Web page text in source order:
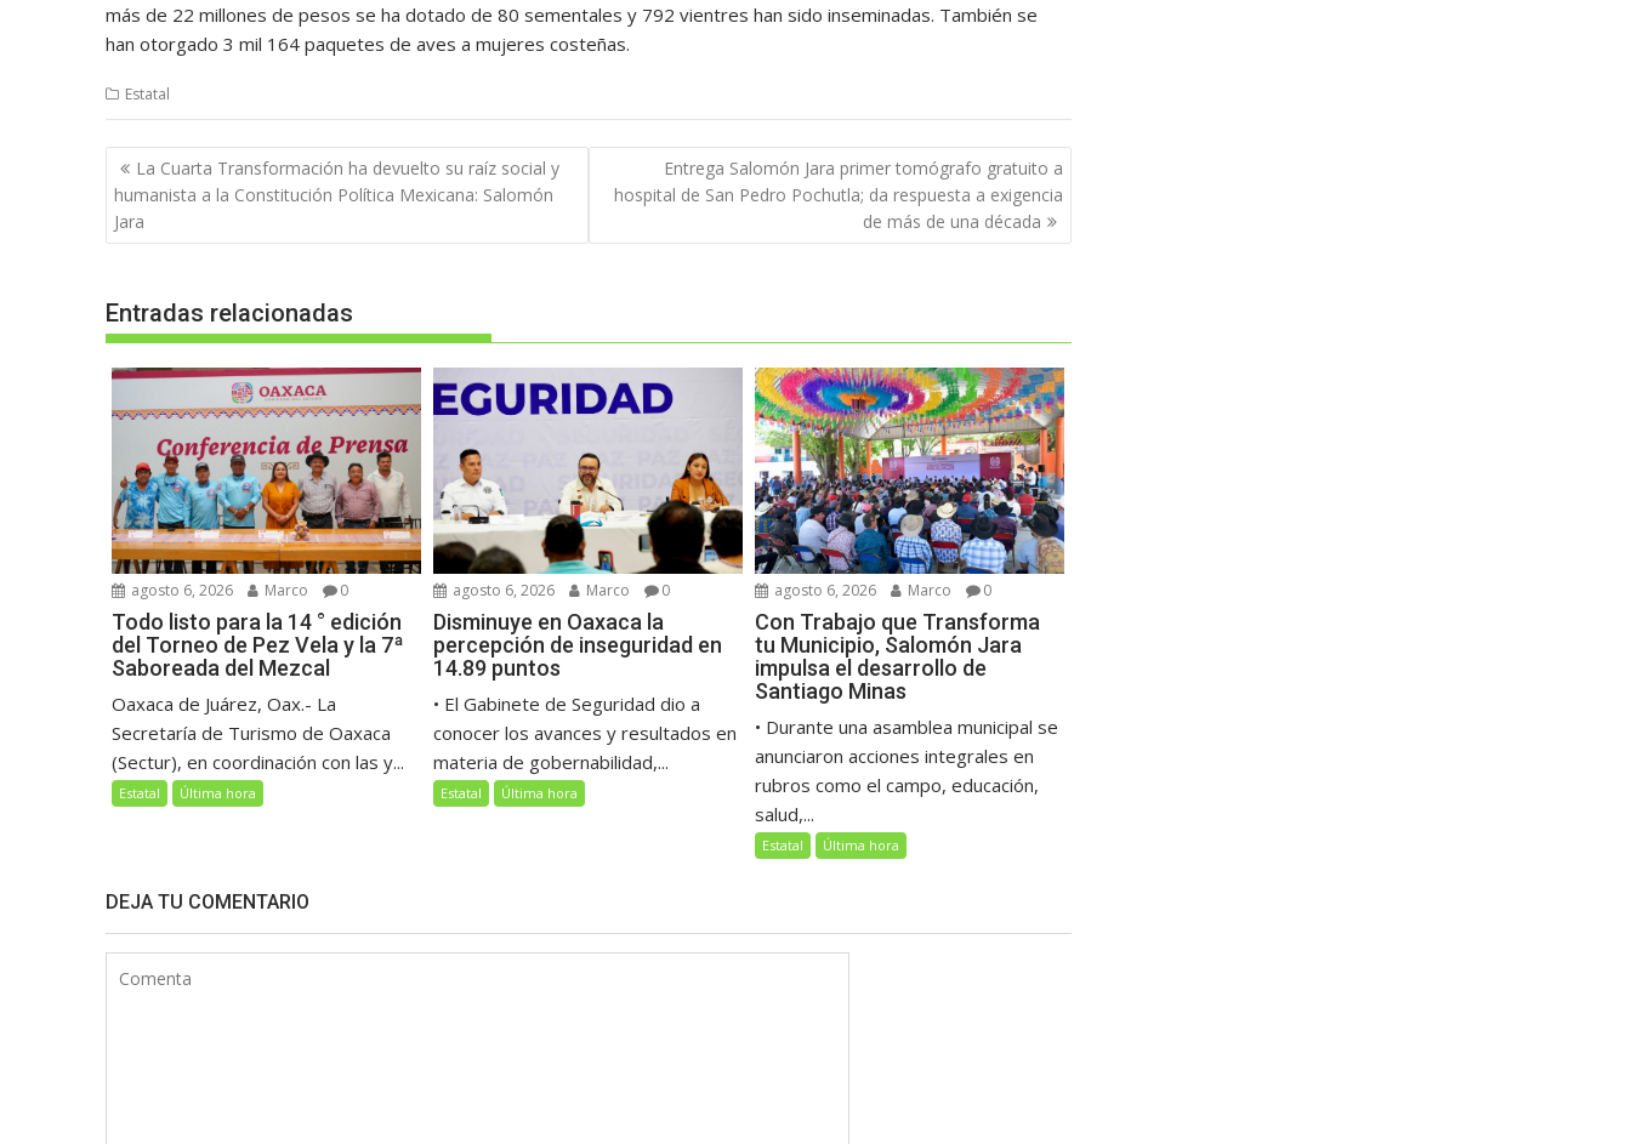
más de 22 millones de pesos se ha dotado de 80 sementales y 792 vientres han sido inseminadas. También se
han otorgado 3 mil 164 paquetes de aves a mujeres costeñas.
Estatal
Navegación
de
entradas
La Cuarta Transformación ha devuelto su raíz social y
humanista a la Constitución Política Mexicana: Salomón
Jara
Entrega Salomón Jara primer tomógrafo gratuito a
hospital de San Pedro Pochutla; da respuesta a exigencia
de más de una década
Entradas relacionadas
agosto 6, 2026 Marco 0
Todo listo para la 14 ° edición
del Torneo de Pez Vela y la 7ª
Saboreada del Mezcal
Oaxaca de Juárez, Oax.- La
Secretaría de Turismo de Oaxaca
(Sectur), en coordinación con las y...
Estatal Última hora
agosto 6, 2026 Marco 0
Disminuye en Oaxaca la
percepción de inseguridad en
14.89 puntos
• El Gabinete de Seguridad dio a
conocer los avances y resultados en
materia de gobernabilidad,...
Estatal Última hora
agosto 6, 2026 Marco 0
Con Trabajo que Transforma
tu Municipio, Salomón Jara
impulsa el desarrollo de
Santiago Minas
• Durante una asamblea municipal se
anunciaron acciones integrales en
rubros como el campo, educación,
salud,...
Estatal Última hora
DEJA TU COMENTARIO